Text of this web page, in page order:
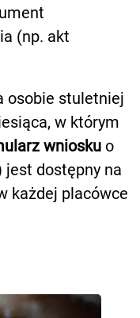
(np. akt
osobie stuletniej
w którym
wniosku o
jest dostępny na
każdej placówce